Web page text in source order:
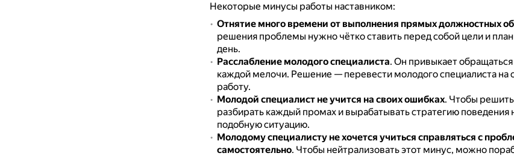
Некоторые минусы работы наставником:
Отнятие много времени от выполнения прямых должностных
решения проблемы нужно чётко ставить перед собой цели и
день.
Расслабление молодого специалиста. Он привыкает обращаться
каждой мелочи. Решение — перевести молодого специалиста на
работу.
Молодой специалист не учится на своих ошибках. Чтобы
разбирать каждый промах и вырабатывать стратегию
подобную ситуацию.
Молодому специалисту не хочется учиться справляться с
самостоятельно. Чтобы нейтрализовать этот минус, можно